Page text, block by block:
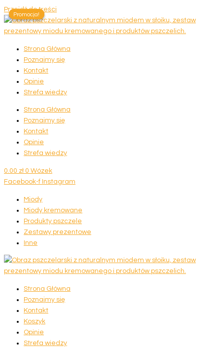
Przejdź do treści
Strona Główna
Poznajmy się
Kontakt
Opinie
Strefa wiedzy
Strona Główna
Poznajmy się
Kontakt
Opinie
Strefa wiedzy
0.00 zł 0 Wózek
Facebook-f Instagram
Miody
Miody kremowane
Produkty pszczele
Zestawy prezentowe
Inne
Strona Główna
Poznajmy się
Kontakt
Koszyk
Opinie
Strefa wiedzy
Promocja!
Promocja!